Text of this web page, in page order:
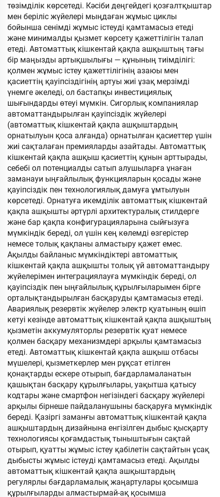
төзімділік көрсетеді. Кәсіби деңгейдегі қозғалтқыштар
мен беріліс жүйелері мыңдаған жұмыс циклы
бойынша сенімді жұмыс істеуді қамтамасыз етеді
және минималды қызмет көрсету қажеттілігін талап
етеді. Автоматтық кішкентай қақпа ашқыштың тағы
бір маңызды артықшылығы — құнының тиімділігі:
қолмен жұмыс істеу қажеттілігінің азаюы мен
қасиеттің қауіпсіздігінің артуы жиі ұзақ мерзімді
үнемге әкеледі, ол бастапқы инвестициялық
шығындарды өтеуі мүмкін. Сигорлық компаниялар
автоматтандырылған қауіпсіздік жүйелері
(автоматтық кішкентай қақпа ашқыштардың
орнатылуын қоса алғанда) орнатылған қасиеттер үшін
жиі сақталаған премияларды азайтады. Автоматтық
кішкентай қақпа ашқыш қасиеттің құнын арттырады,
себебі ол потенциалды сатып алушыларға ұнаған
заманауи ыңғайлылық функцияларын қосады және
қауіпсіздік пен технологиялық дамуға ұмтылуын
көрсетеді. Орнатуға икемділік автоматтық кішкентай
қақпа ашқышты әртүрлі архитектуралық стилдерге
және бар қақпа конфигурацияларына сыйғызуға
мүмкіндік береді, ол үшін кең көлемді өзгерістер
немесе толық қақпаны алмастыру қажет емес.
Ақылды байланыс мүмкіндіктері автоматтық
кішкентай қақпа ашқышты толық үй автоматтандыру
жүйелерімен интеграциялауға мүмкіндік береді, ол
қауіпсіздік пен ыңғайлылық құрылғыларымен бірге
орталықтандырылған басқаруды қамтамасыз етеді.
Авариялық резервтік жүйелер электр қуатының өшіп
кетуі кезінде автоматтық кішкентай қақпа ашқыштың
қызметін аккумуляторлы резервтік қуат немесе
қолмен басқару механизмдері арқылы қамтамасыз
етеді. Автоматтық кішкентай қақпа ашқыш отбасы
мүшелері, қызметкерлер мен рұқсат етілген
қонақтарды ескере отырып, бағдарламаланатын
қашықтан басқару құрылғылары, уақытша қатысу
кодтары және смартфон негізіндегі басқару жүйелері
арқылы бірнеше пайдаланушыны басқаруға мүмкіндік
береді. Қазіргі заманғы автоматтық кішкентай қақпа
ашқыштардың дизайнына енгізілген дыбыс қысқарту
технологиясы қоғамдастық тыныштығын сақтай
отырып, қуатты жұмыс істеу қабілетін сақтайтын ұсақ
дыбысты жұмыс істеуді қамтамасыз етеді. Ақылды
автоматтық кішкентай қақпа ашқыштардың
регулярлы бағдарламалық жаңартулары қосымша
құрылғыларды алмастырмай-ақ қосымша